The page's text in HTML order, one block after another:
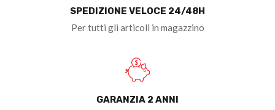
SPEDIZIONE VELOCE 24/48H
Per tutti gli articoli in magazzino
GARANZIA 2 ANNI